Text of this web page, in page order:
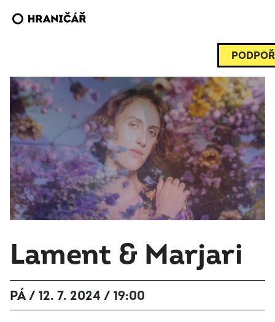
Lament & Marjari
PÁ / 12. 7. 2024 / 19:00